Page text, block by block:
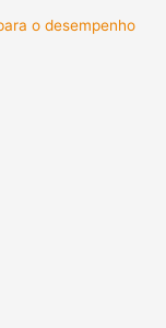
o desempenho